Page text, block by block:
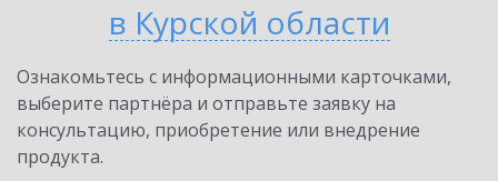
в Курской области
Ознакомьтесь с информационными карточками,
выберите партнёра и отправьте заявку на
консультацию, приобретение или внедрение
продукта.